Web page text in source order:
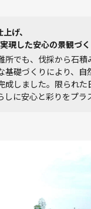
げ、
現した安心の景観づ
所でも、伐採から石積
基礎づくりにより、自
成しました。限られた
に安心と彩りをプラ